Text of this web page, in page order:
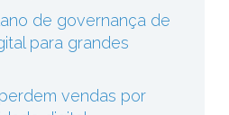
de governança de
para grandes
vendas por